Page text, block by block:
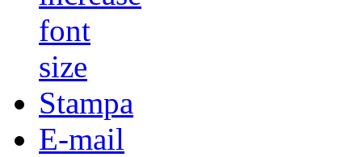
Stampa
E-mail